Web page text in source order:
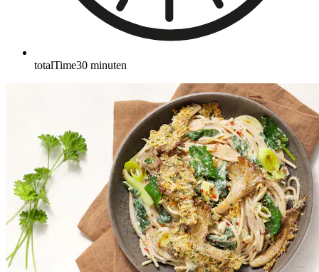
totalTime30 minuten